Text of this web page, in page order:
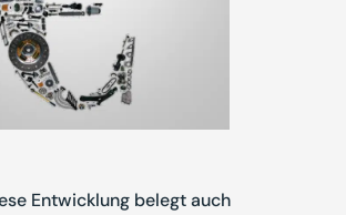
Entwicklung belegt auch